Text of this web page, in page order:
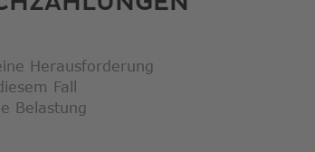
Herausforderung
Fall
Belastung